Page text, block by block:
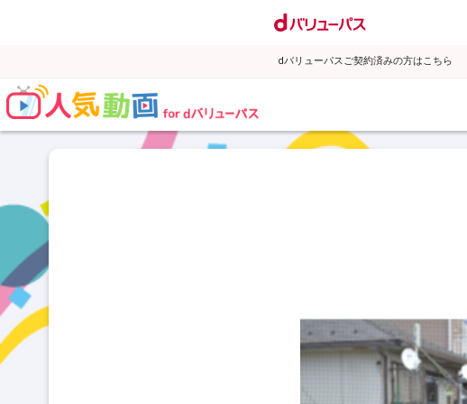
dバリューパスご契約済みの方はこちら